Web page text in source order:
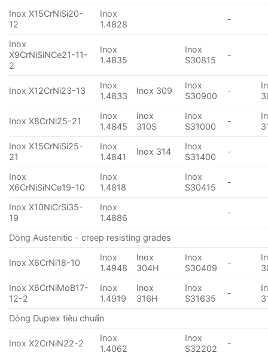
Inox X15CrNiSi20-
12
Inox
1.4828
-
Inox
X9CrNiSiNCe21-11-
2
Inox
1.4835
Inox
S30815
-
Inox X12CrNi23-13
Inox
1.4833
Inox 309
Inox
S30900
-
Inox X8CrNi25-21
Inox
1.4845
Inox
310S
Inox
S31000
-
Inox X15CrNiSi25-
21
Inox
1.4841
Inox 314
Inox
S31400
-
Inox
X6CrNiSiNCe19-10
Inox
1.4818
Inox
S30415
-
Inox X10NiCrSi35-
19
Inox
1.4886
-
Dòng Austenitic - creep resisting grades
Inox X6CrNi18-10
Inox
1.4948
Inox
304H
Inox
S30409
-
Inox X6CrNiMoB17-
12-2
Inox
1.4919
Inox
316H
Inox
S31635
-
Dòng Duplex tiêu chuẩn
Inox X2CrNiN22-2
Inox
1.4062
Inox
S32202
-